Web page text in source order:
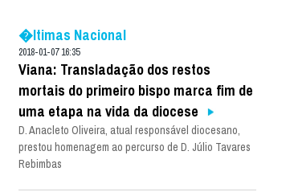
�ltimas Nacional
2018-01-07 16:35
Viana: Transladação dos restos
mortais do primeiro bispo marca fim de
uma etapa na vida da diocese
D. Anacleto Oliveira, atual responsável diocesano,
prestou homenagem ao percurso de D. Júlio Tavares
Rebimbas